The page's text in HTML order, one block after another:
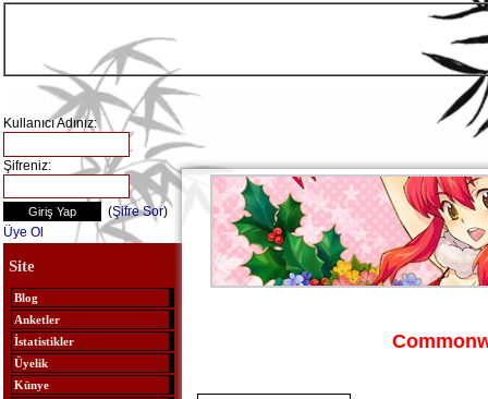
Kullanıcı Adınız:
Şifreniz:
(Şifre Sor)
Üye Ol
Site
Blog
Anketler
İstatistikler
Üyelik
Künye